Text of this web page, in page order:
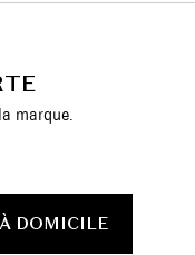
marque.
DOMICILE